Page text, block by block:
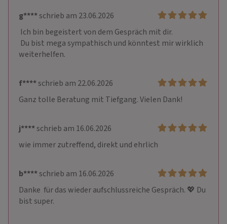
g****schrieb am 23.06.2026
weiterhelfen.
f****schrieb am 22.06.2026
Ganz tolle Beratung mit Tiefgang. Vielen Dank!
j****schrieb am 16.06.2026
wie immer zutreffend, direkt und ehrlich
b****schrieb am 16.06.2026
Danke  für das wieder aufschlussreiche Gespräch. 💖 Du
bist super.